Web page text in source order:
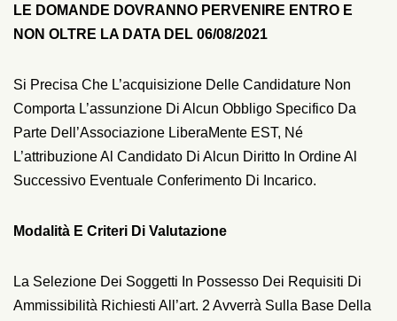
LE DOMANDE DOVRANNO PERVENIRE ENTRO E
NON OLTRE LA DATA DEL 06/08/2021
Si Precisa Che L’acquisizione Delle Candidature Non
Comporta L’assunzione Di Alcun Obbligo Specifico Da
Parte Dell’Associazione LiberaMente EST, Né
L’attribuzione Al Candidato Di Alcun Diritto In Ordine Al
Successivo Eventuale Conferimento Di Incarico.
Modalità E Criteri Di Valutazione
La Selezione Dei Soggetti In Possesso Dei Requisiti Di
Ammissibilità Richiesti All’art. 2 Avverrà Sulla Base Della